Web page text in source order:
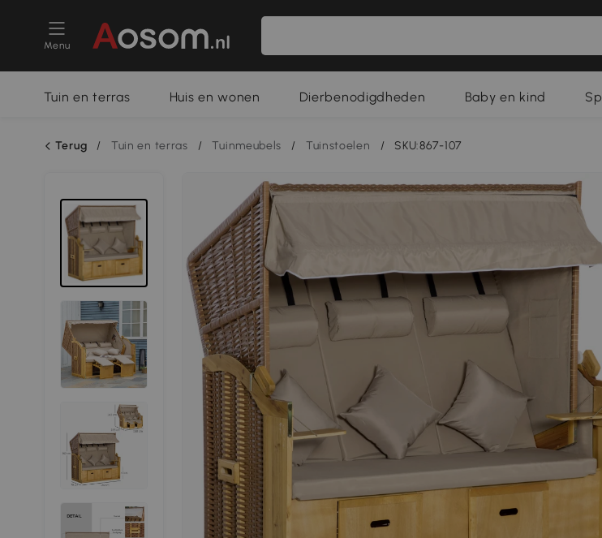
Menu
Tuin en terras Huis en wonen Dierbenodigdheden Baby en kind
Terug / Tuin en terras / Tuinmeubels / Tuinstoelen / SKU:867-107